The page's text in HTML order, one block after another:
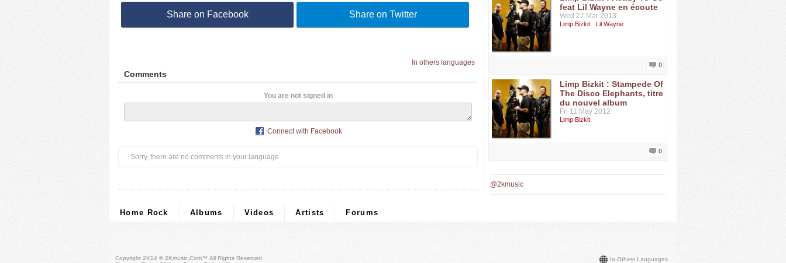
Share on Facebook Share on Twitter
In others languages
Comments
You are not signed in
Connect with Facebook
Sorry, there are no comments in your language.
feat Lil Wayne en écoute
Wed 27 Mar 2013
Limp Bizkit Lil Wayne
0
Limp Bizkit : Stampede Of
The Disco Elephants, titre
du nouvel album
Fri 11 May 2012
Limp Bizkit
0
@2kmusic
Home Rock Albums Videos Artists Forums
In Others Languages
Copyright 2K14 © 2Kmusic.com™ All Rights Reserved